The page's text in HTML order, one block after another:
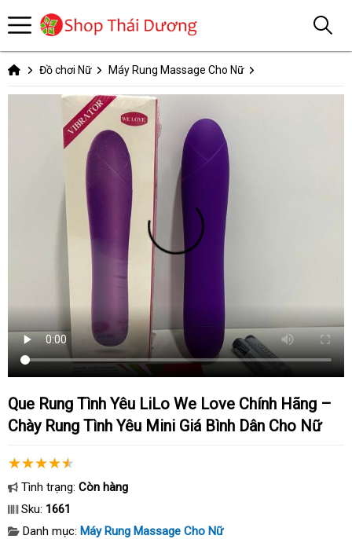
Đồ chơi Nữ Máy Rung Massage Cho Nữ
Que Rung Tình Yêu LiLo We Love Chính Hãng –
Chày Rung Tình Yêu Mini Giá Bình Dân Cho Nữ
Tình trạng: Còn hàng
Sku: 1661
Danh mục: Máy Rung Massage Cho Nữ